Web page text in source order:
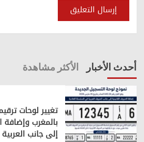
أحدث الأخبار الأكثر مشاهدة
تغيير لوحات
بالمغرب وإضافة
إلى جانب العربية